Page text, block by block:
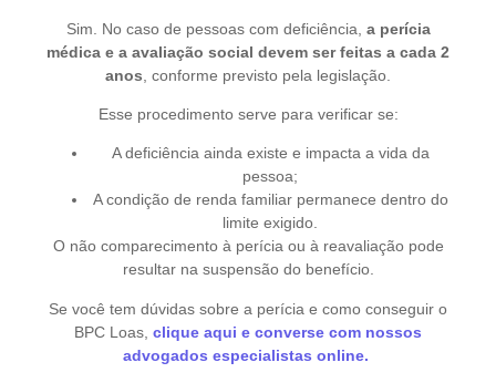
Sim. No caso de pessoas com deficiência, a perícia
médica e a avaliação social devem ser feitas a cada 2
anos , conforme previsto pela legislação.
Esse procedimento serve para verificar se:
A deficiência ainda existe e impacta a vida da
pessoa;
A condição de renda familiar permanece dentro do
limite exigido.
O não comparecimento à perícia ou à reavaliação pode
resultar na suspensão do benefício.
Se você tem dúvidas sobre a perícia e como conseguir o
BPC Loas, clique aqui e converse com nossos
advogados especialistas online.